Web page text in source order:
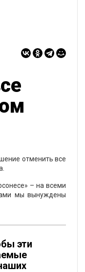
отменить все
– на всеми
мы вынуждены
эти